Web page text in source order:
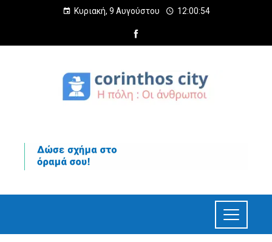
Κυριακή, 9 Αυγούστου 12:00:55